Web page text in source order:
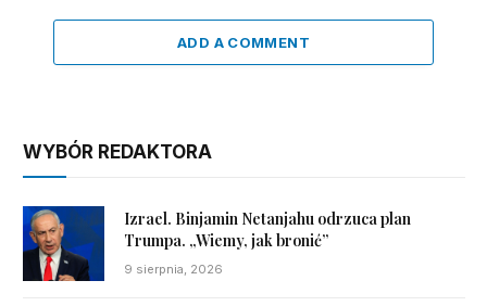
ADD A COMMENT
WYBÓR REDAKTORA
Izrael. Binjamin Netanjahu odrzuca plan
Trumpa. „Wiemy, jak bronić”
9 sierpnia, 2026